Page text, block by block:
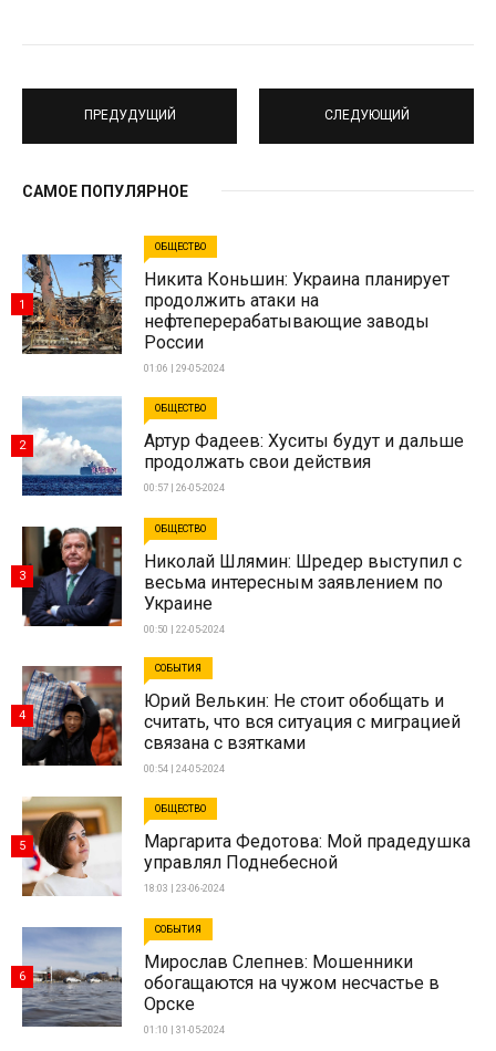
ПРЕДУДУЩИЙ СЛЕДУЮЩИЙ
САМОЕ ПОПУЛЯРНОЕ
ОБЩЕСТВО
Никита Коньшин: Украина планирует
продолжить атаки на
нефтеперерабатывающие заводы
России
01:06 | 29-05-2024
1
ОБЩЕСТВО
Артур Фадеев: Хуситы будут и дальше
продолжать свои действия
00:57 | 26-05-2024
2
ОБЩЕСТВО
Николай Шлямин: Шредер выступил с
весьма интересным заявлением по
Украине
00:50 | 22-05-2024
3
СОБЫТИЯ
Юрий Велькин: Не стоит обобщать и
считать, что вся ситуация с миграцией
связана с взятками
00:54 | 24-05-2024
4
ОБЩЕСТВО
Маргарита Федотова: Мой прадедушка
управлял Поднебесной
18:03 | 23-06-2024
5
СОБЫТИЯ
Мирослав Слепнев: Мошенники
обогащаются на чужом несчастье в
Орске
01:10 | 31-05-2024
6